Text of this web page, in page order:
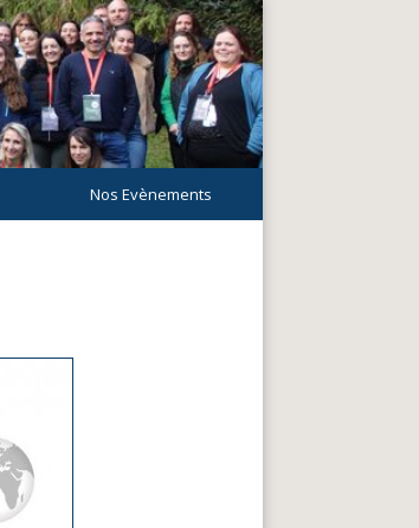
Nos Evènements